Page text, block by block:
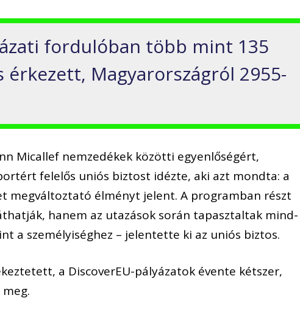
fordulóban több mint 135
érkezett, Magyarországról 2955-
Micallef nemzedékek közötti egyenlőségért,
felelős uniós biztost idézte, aki azt mondta: a
megváltoztató élményt jelent. A programban részt
hanem az utazások során tapasztaltak mind-
a személyiséghez – jelentette ki az uniós biztos.
a DiscoverEU-pályázatok évente kétszer,